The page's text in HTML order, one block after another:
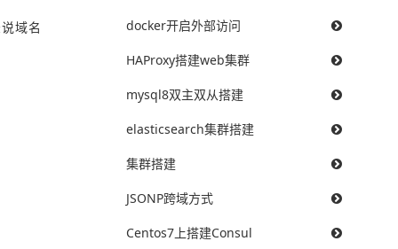
域名 docker开启外部访问
HAProxy搭建web集群
mysql8双主双从搭建
elasticsearch集群搭建
集群搭建
JSONP跨域方式
Centos7上搭建Consul